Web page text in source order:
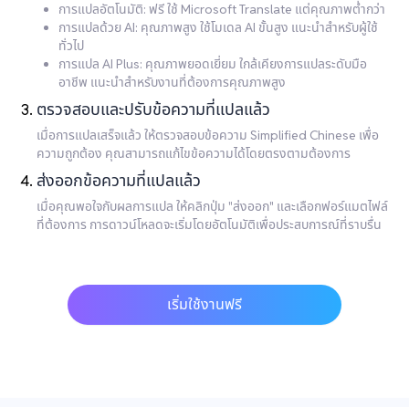
การแปลอัตโนมัติ: ฟรี ใช้ Microsoft Translate แต่คุณภาพต่ำกว่า
การแปลด้วย AI: คุณภาพสูง ใช้โมเดล AI ขั้นสูง แนะนำสำหรับผู้ใช้
ทั่วไป
การแปล AI Plus: คุณภาพยอดเยี่ยม ใกล้เคียงการแปลระดับมือ
อาชีพ แนะนำสำหรับงานที่ต้องการคุณภาพสูง
ตรวจสอบและปรับข้อความที่แปลแล้ว
เมื่อการแปลเสร็จแล้ว ให้ตรวจสอบข้อความ Simplified Chinese เพื่อ
ความถูกต้อง คุณสามารถแก้ไขข้อความได้โดยตรงตามต้องการ
ส่งออกข้อความที่แปลแล้ว
เมื่อคุณพอใจกับผลการแปล ให้คลิกปุ่ม "ส่งออก" และเลือกฟอร์แมตไฟล์
ที่ต้องการ การดาวน์โหลดจะเริ่มโดยอัตโนมัติเพื่อประสบการณ์ที่ราบรื่น
เริ่มใช้งานฟรี